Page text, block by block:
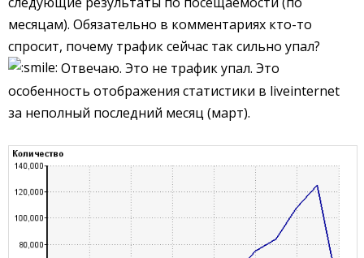
месяцам). Обязательно в комментариях кто-то
спросит, почему трафик сейчас так сильно упал?
Отвечаю. Это не трафик упал. Это
особенность отображения статистики в liveinternet
за неполный последний месяц (март).